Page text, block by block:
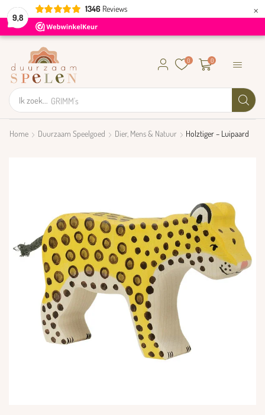
9,8
1346 Reviews ×
Ik zoek... GRIMM's
0 0
Home Duurzaam Speelgoed Dier, Mens & Natuur Holztiger – Luipaard